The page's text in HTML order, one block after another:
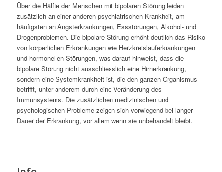
Über die Hälfte der Menschen mit bipolaren Störung leiden
zusätzlich an einer anderen psychiatrischen Krankheit, am
häufigsten an Angsterkrankungen, Essstörungen, Alkohol- und
Drogenproblemen. Die bipolare Störung erhöht deutlich das Risiko
von körperlichen Erkrankungen wie Herzkreislauferkrankungen
und hormonellen Störungen, was darauf hinweist, dass die
bipolare Störung nicht ausschliesslich eine Hirnerkrankung,
sondern eine Systemkrankheit ist, die den ganzen Organismus
betrifft, unter anderem durch eine Veränderung des
Immunsystems. Die zusätzlichen medizinischen und
psychologischen Probleme zeigen sich vorwiegend bei langer
Dauer der Erkrankung, vor allem wenn sie unbehandelt bleibt.